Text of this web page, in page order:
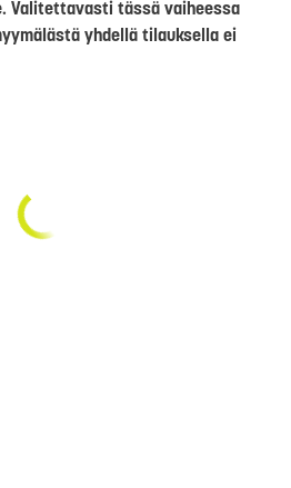
Valitettavasti tässä vaiheessa
yhdellä tilauksella ei